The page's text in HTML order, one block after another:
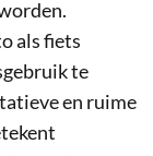
als fiets
te
en ruime